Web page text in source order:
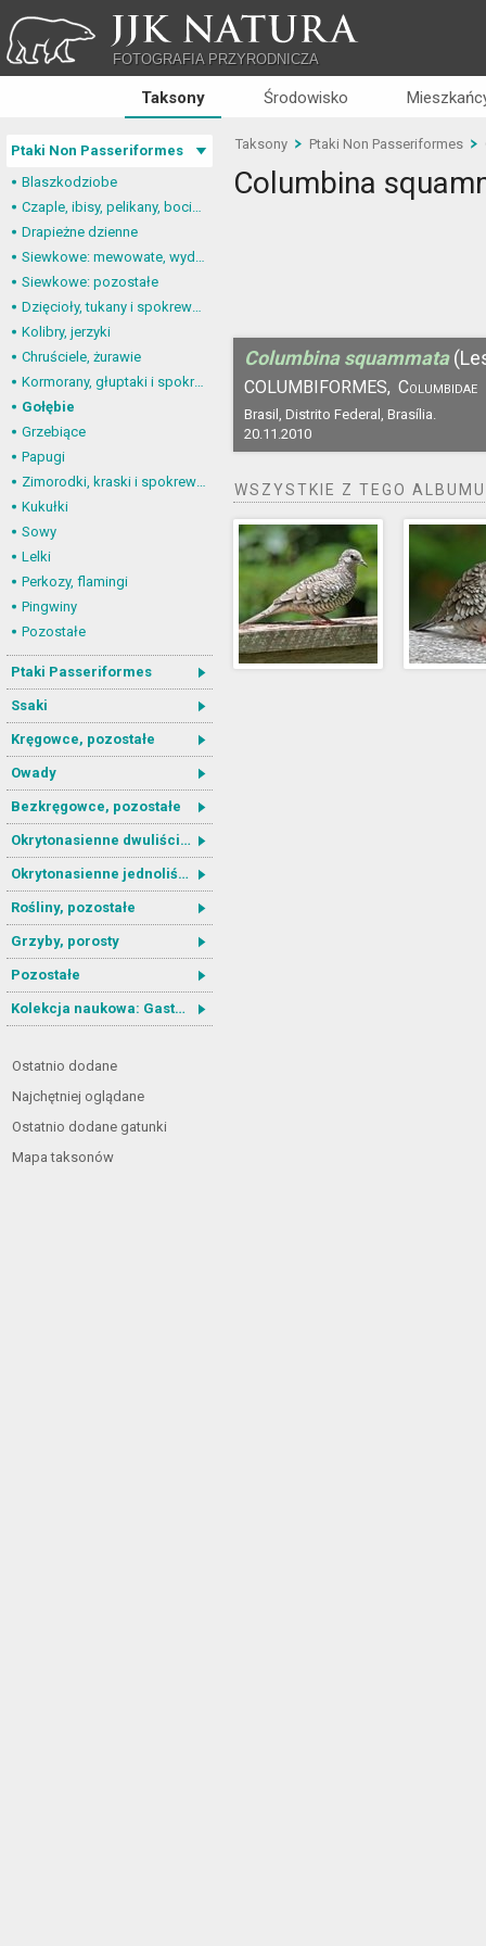
JJK NATURA
FOTOGRAFIA PRZYRODNICZA
Taksony Środowisko
Ptaki Non Passeriformes
Blaszkodziobe
Czaple, ibisy, pelikany, bociany
Drapieżne dzienne
Siewkowe: mewowate, wydrzyki, żwirowce
Siewkowe: pozostałe
Dzięcioły, tukany i spokrewnione
Kolibry, jerzyki
Chruściele, żurawie
Kormorany, głuptaki i spokrewnione
Gołębie
Grzebiące
Papugi
Zimorodki, kraski i spokrewnione
Kukułki
Sowy
Lelki
Perkozy, flamingi
Pingwiny
Pozostałe
Ptaki Passeriformes
Ssaki
Kręgowce, pozostałe
Owady
Bezkręgowce, pozostałe
Okrytonasienne dwuliścienne
Okrytonasienne jednoliścienne
Rośliny, pozostałe
Grzyby, porosty
Pozostałe
Kolekcja naukowa: Gastrotricha
Ostatnio dodane
Najchętniej oglądane
Ostatnio dodane gatunki
Mapa taksonów
Taksony Ptaki Non Passeriformes
Columbina
Columbina squammata
COLUMBIFORMES, Columbidae
Brasil, Distrito Federal, Brasília.
20.11.2010
WSZYSTKIE Z TEGO ALBUMU